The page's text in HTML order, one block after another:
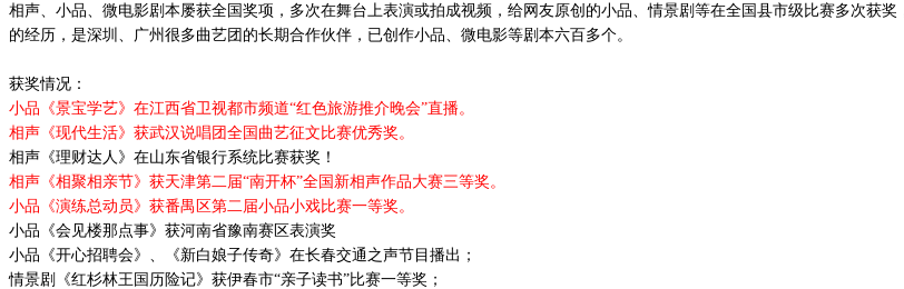
相声、小品、微电影剧本屡获全国奖项，多次在舞台上表演或拍成视频，给网友原创 的小品、情景剧等在全国县市级比赛多次获
的经历，是深圳、广州很多曲艺团的长期合作伙伴，已创作小品、微电影等剧本六百多个。
获奖情况：
小品《景宝学艺》在江西省卫视都市频道“红色旅游推介晚会”直播。
相声《现代生活》获武汉说唱团全国曲艺征文比赛优秀奖。
相声《理财达人》在山东省银行系统比赛获奖！
相声《相聚相亲节》获天津第二届“南开杯”全国新相声作品大赛三等奖。
小品《演练总动员》获番禺区第二届小品小戏比赛一等奖。
小品《会见楼那点事》获河南省豫南赛区表演奖
小品《开心招聘会》、《新白娘子传奇》在长春交通之声节目播出；
情景剧《红杉林王国历险记》获伊春市“亲子读书”比赛一等奖；